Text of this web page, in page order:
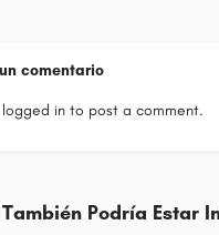
comentario
logged in to post a comment.
Podría Estar